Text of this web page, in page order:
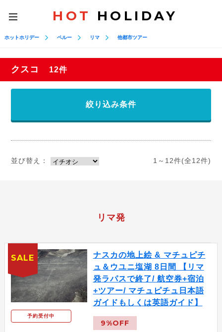
toggle
navigation
HOT HOLIDAY
ホットホリデー ペルー リマ 他都市ツアー
クスコ 12件
絞り込み条件
並び替え： 1～12件(全12件)
リマ発
予約受付中
ナスカの地上絵 & マチュピチ
ュ＆ウユニ塩湖 8日間 【リマ
発ラパスで終了/ 航空券+宿泊
+ツアー/ マチュピチュ日本語
ガイドもしくは英語ガイド】
9%OFF
SALE